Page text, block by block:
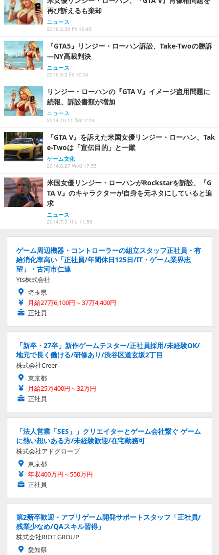
再び訴えるも棄却
ニュース
2018.3.30 Fri 10:45
『GTA5』リンジー・ローハン訴訟、Take-Twoの勝訴
―NY高裁判決
ニュース
2016.9.2 Fri 10:34
リンジー・ローハンの『GTA V』イメージ盗用問題に
続報、訴訟書類が増加
ニュース
2014.10.11 Sat 1:19
『GTA V』を訴えた米国女優リンジー・ローハン、Tak
e-Twoは「宣伝目的」と一蹴
ゲーム文化
2014.8.27 Wed 17:55
米国女優リンジー・ローハンがRockstarを訴訟、『G
TA V』のキャラクターが自身を元ネタにしていると追
求
ニュース
2014.7.3 Thu 11:56
ゲーム周辺機器・コントローラーの組立スタッフ正社員・有
給消化率高い「正社員/年間休日125日/IT・ゲーム業界志
望」・古河市仁連
Yts株式会社
埼玉県
月給27万6,100円～37万4,400円
正社員
「新卒・27卒」新作ゲームテスター/正社員採用/未経験OK/
地元で長く働ける/研修あり/渋谷区道玄坂2丁目
株式会社Creer
東京都
月給25万400円～32万円
正社員
「法人営業「SES」」クリエイターとゲーム会社繋ぐ ゲーム
に熱い想いある方/未経験歓迎/在宅勤務可
株式会社アドグローブ
東京都
年収400万円～550万円
正社員
第2新卒歓迎・アプリゲーム開発サポートスタッフ「正社員/
残業少なめ/QAスキル習得」
株式会社RIOT GROUP
愛知県